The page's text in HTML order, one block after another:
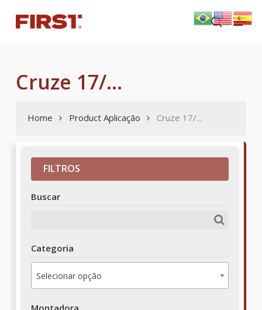
main
search
Menu
Cruze 17/...
Home Product Aplicação Cruze 17/...
FILTROS
Buscar
Categoria
Selecionar opção